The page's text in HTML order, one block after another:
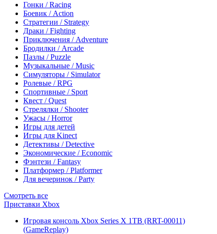
Гонки / Racing
Боевик / Action
Стратегии / Strategy
Драки / Fighting
Приключения / Adventure
Бродилки / Arcade
Пазлы / Puzzle
Музыкальные / Music
Симуляторы / Simulator
Ролевые / RPG
Спортивные / Sport
Квест / Quest
Стрелялки / Shooter
Ужасы / Horror
Игры для детей
Игры для Kinect
Детективы / Detective
Экономические / Economic
Фэнтези / Fantasy
Платформер / Platformer
Для вечеринок / Party
Смотреть все
Приставки Xbox
Игровая консоль Xbox Series X 1TB (RRT-00011)
(GameReplay)